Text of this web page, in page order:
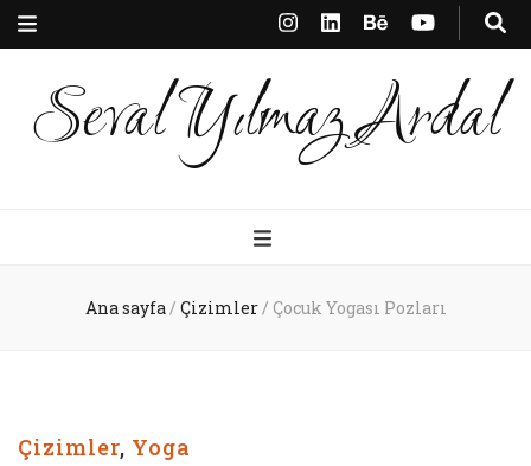
Seval Yılmaz Ardal
Ana sayfa/ Çizimler/ Çocuk Yogası Pozları
Çizimler, Yoga